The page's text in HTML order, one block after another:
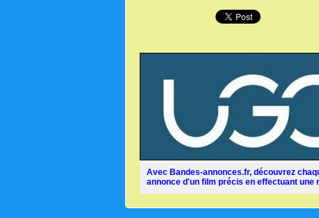
Avec Bandes-annonces.fr, découvrez
annonce d'un film précis en effectuant une